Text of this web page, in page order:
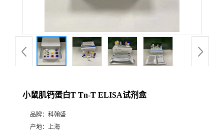
小鼠肌钙蛋白T Tn-T ELISA试剂盒
品牌： 科翰盛
产地： 上海